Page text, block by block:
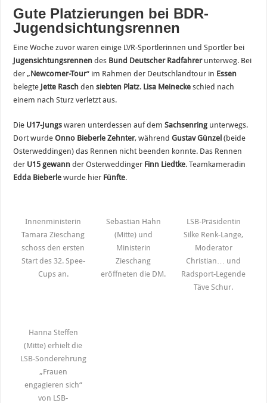
Gute Platzierungen bei BDR-
Jugendsichtungsrennen
Eine Woche zuvor waren einige LVR-Sportlerinnen und Sportler bei
Jugensichtungsrennen des Bund Deutscher Radfahrerunterweg. Bei
der „Newcomer-Tour“ im Rahmen der Deutschlandtour in Essen
belegte Jette Rasch densiebten Platz. Lisa Meinecke schied nach
einem nach Sturz verletzt aus.
Die U17-Jungs waren unterdessen auf demSachsenring unterwegs.
Dort wurdeOnno Bieberle Zehnter, während Gustav Günzel (beide
Osterweddingen) das Rennen nicht beenden konnte. Das Rennen
der U15 gewann der Osterweddinger Finn Liedtke. Teamkameradin
Edda Bieberle wurde hier Fünfte.
Innenministerin
Tamara Zieschang
schoss den ersten
Start des 32. Spee-
Cups an.
Sebastian Hahn
(Mitte) und
Ministerin
Zieschang
eröffneten die DM.
LSB-Präsidentin
Silke Renk-Lange,
Moderator
Christian… und
Radsport-Legende
Täve Schur.
Hanna Steffen
(Mitte) erhielt die
LSB-Sonderehrung
„Frauen
engagieren sich“
von LSB-